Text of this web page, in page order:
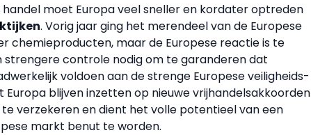
moet Europa veel sneller en kordater optreden
. Vorig jaar ging het merendeel van de Europese
chemieproducten, maar de Europese reactie is te
strengere controle nodig om te garanderen dat
voldoen aan de strenge Europese veiligheids-
Europa blijven inzetten op nieuwe vrijhandelsakkoorden
verzekeren en dient het volle potentieel van een
markt benut te worden.